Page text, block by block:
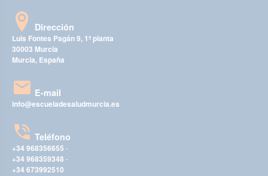
Dirección
Luis Fontes Pagán 9, 1ª planta
30003 Murcia
Murcia, España
E-mail
info@escueladesaludmurcia.es
Teléfono
+34 968356655 -
+34 968359348 -
+34 673992510